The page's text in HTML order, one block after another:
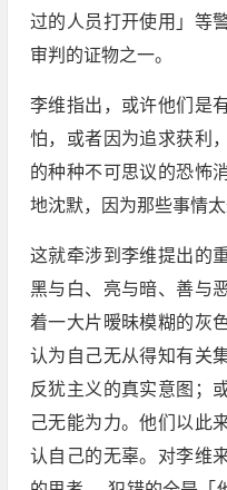
过的人员打开使用」等
审判的证物之一。
李维指出，或许他们是
怕，或者因为追求获利
的种种不可思议的恐怖
地沈默，因为那些事情
这就牵涉到李维提出的
黑与白、亮与暗、善与
着一大片暧昧模糊的灰
认为自己无从得知有关
反犹主义的真实意图；
己无能为力。他们以此
认自己的无辜。对李维